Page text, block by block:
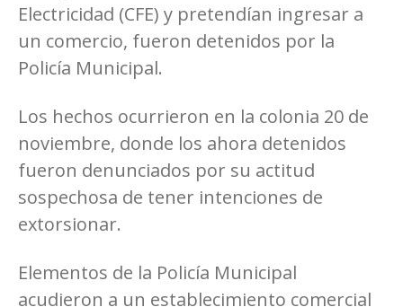
Electricidad (CFE) y pretendían ingresar a
un comercio, fueron detenidos por la
Policía Municipal.
Los hechos ocurrieron en la colonia 20 de
noviembre, donde los ahora detenidos
fueron denunciados por su actitud
sospechosa de tener intenciones de
extorsionar.
Elementos de la Policía Municipal
acudieron a un establecimiento comercial